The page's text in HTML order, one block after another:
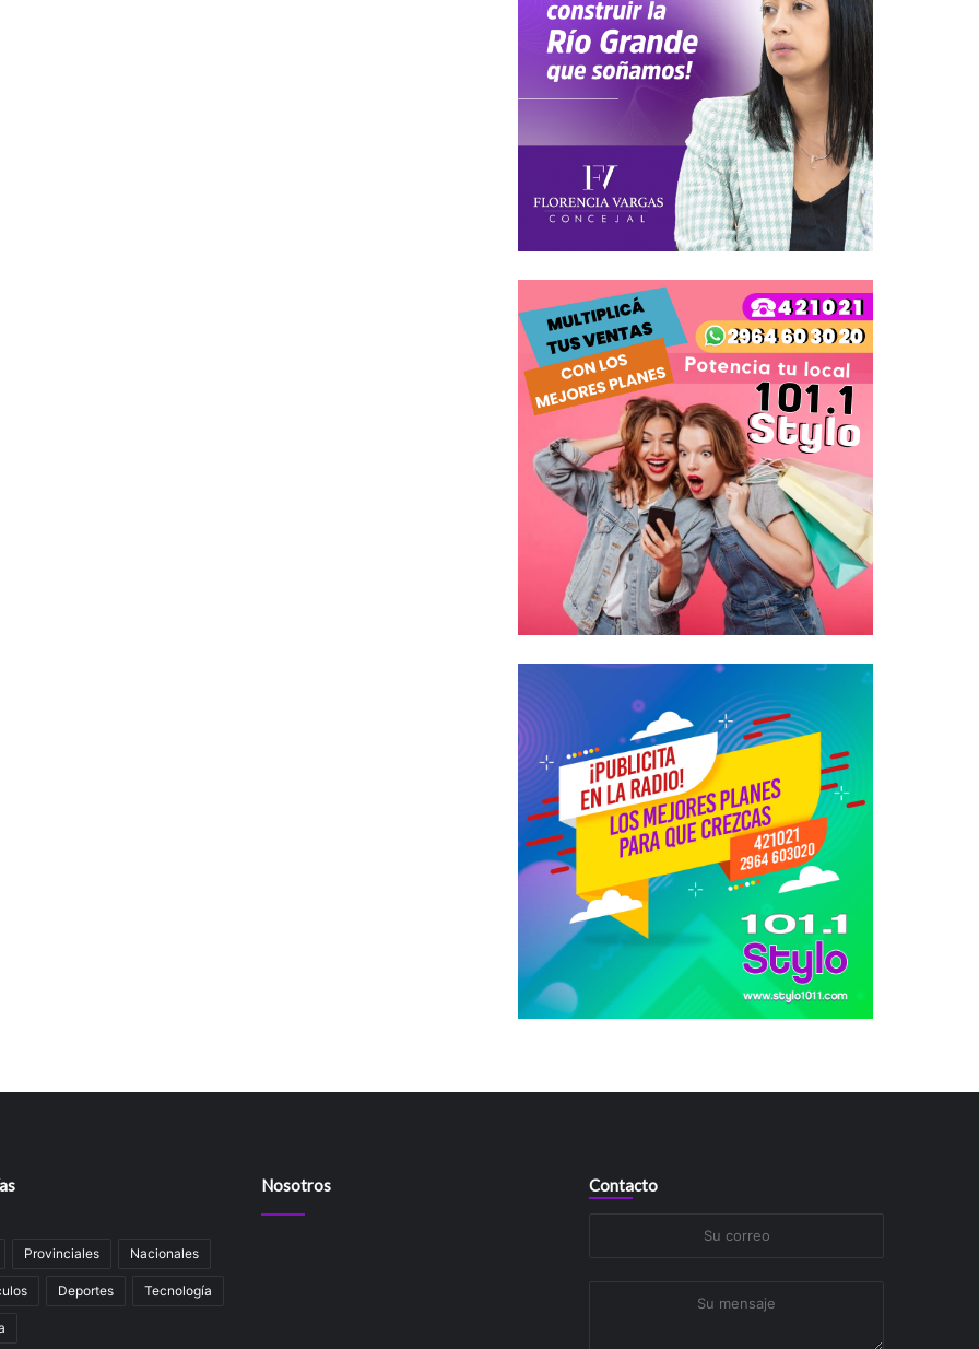
Provinciales Nacionales
Deportes Tecnología
Nosotros Contacto